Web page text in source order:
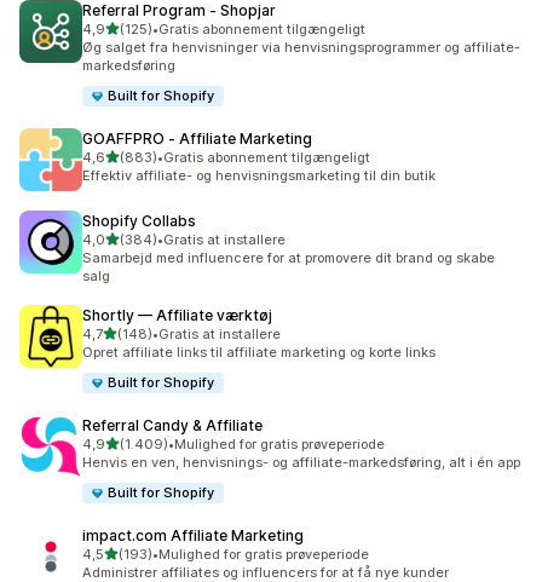
Referral Program ‑ Shopjar
4,9ud af 5 stjerner
(125)
125 anmeldelser i alt
•Gratis abonnement tilgængeligt
Øg salget fra henvisninger via henvisningsprogrammer og affiliate-
markedsføring
Built for Shopify
GOAFFPRO ‑ Affiliate Marketing
4,6ud af 5 stjerner
(883)
883 anmeldelser i alt
•Gratis abonnement tilgængeligt
Effektiv affiliate- og henvisningsmarketing til din butik
Shopify Collabs
4,0ud af 5 stjerner
(384)
384 anmeldelser i alt
•Gratis at installere
Samarbejd med influencere for at promovere dit brand og skabe
salg
Shortly — Affiliate værktøj
4,7ud af 5 stjerner
(148)
148 anmeldelser i alt
•Gratis at installere
Opret affiliate links til affiliate marketing og korte links
Built for Shopify
Referral Candy & Affiliate
4,9ud af 5 stjerner
(1.409)
1409 anmeldelser i alt
•Mulighed for gratis prøveperiode
Henvis en ven, henvisnings- og affiliate-markedsføring, alt i én app
Built for Shopify
impact.com Affiliate Marketing
4,5ud af 5 stjerner
(193)
193 anmeldelser i alt
•Mulighed for gratis prøveperiode
Administrer affiliates og influencers for at få nye kunder